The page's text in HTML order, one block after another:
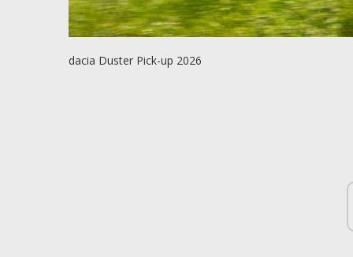
dacia Duster Pick-up 2026